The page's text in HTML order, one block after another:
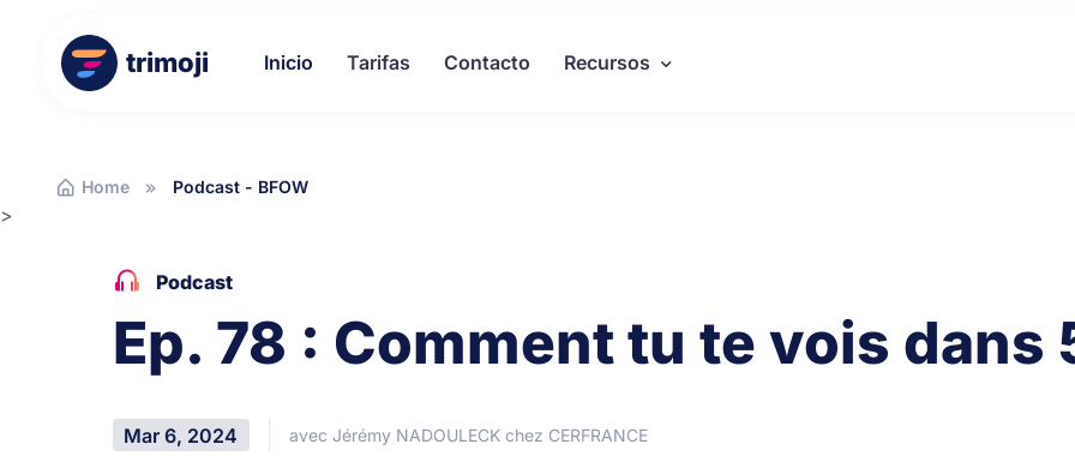
trimoji Inicio Tarifas Contacto Recursos
Home Podcast - BFOW
>
Podcast
Ep. 78 : Comment tu te vois dans
Mar 6, 2024 avec Jérémy NADOULECK chez CERFRANCE